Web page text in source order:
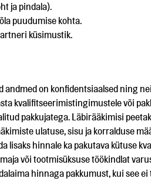
ja pindala).
puudumise kohta.
küsimustik.
andmed on konfidentsiaalsed ning
kvalifitseerimistingimustele või
pakkujatega. Läbirääkimisi
ulatuse, sisu ja korralduse
lisaks hinnale ka pakutava kütuse
või tootmisüksuse töökindlat
hinnaga pakkumust, kui see